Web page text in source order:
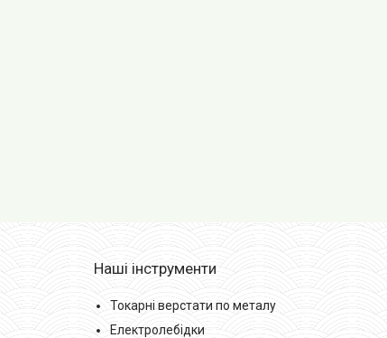
Наші інструменти
Токарні верстати по металу
Електролебідки